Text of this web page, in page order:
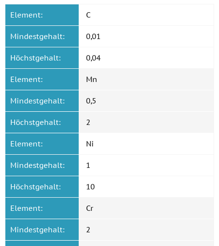
Element: C
Mindestgehalt: 0,01
Höchstgehalt: 0,04
Element: Mn
Mindestgehalt: 0,5
Höchstgehalt: 2
Element: Ni
Mindestgehalt: 1
Höchstgehalt: 10
Element: Cr
Mindestgehalt: 2